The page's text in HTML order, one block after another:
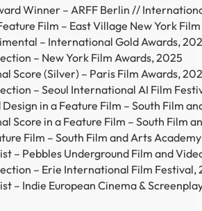
Winner – ARFF Berlin //
Film – East Village New York
– International Gold Awards,
– New York Film Awards, 2025
Score (Silver) – Paris Film Awards,
– Seoul International AI Film
Design in a Feature Film – South Film
Score in a Feature Film – South Film
Film – South Film and Arts
– Pebbles Underground Film and
– Erie International Film Festival,
– Indie European Cinema &